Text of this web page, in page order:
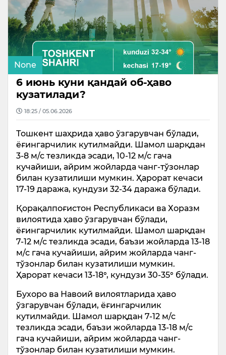
None
6 июнь куни қандай об-ҳаво
кузатилади?
18:25 / 05.06.2026
Тошкент шаҳрида ҳаво ўзгарувчан бўлади,
ёғингарчилик кутилмайди. Шамол шарқдан
3-8 м/с тезликда эсади, 10-12 м/с гача
кучайиши, айрим жойларда чанг-тўзонлар
билан кузатилиши мумкин. Ҳарорат кечаси
17-19 даража, кундузи 32-34 даража бўлади.
Қорақалпоғистон Республикаси ва Хоразм
вилоятида ҳаво ўзгарувчан бўлади,
ёғингарчилик кутилмайди. Шамол шарқдан
7-12 м/с тезликда эсади, баъзи жойларда 13-18
м/с гача кучайиши, айрим жойларда чанг-
тўзонлар билан кузатилиши мумкин.
Ҳарорат кечаси 13-18°, кундузи 30-35° бўлади.
Бухоро ва Навоий вилоятларида ҳаво
ўзгарувчан бўлади, ёғингарчилик
кутилмайди. Шамол шарқдан 7-12 м/с
тезликда эсади, баъзи жойларда 13-18 м/с
гача кучайиши, айрим жойларда чанг-
тўзонлар билан кузатилиши мумкин.